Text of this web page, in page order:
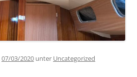
07/03/2020 unter Uncategorized